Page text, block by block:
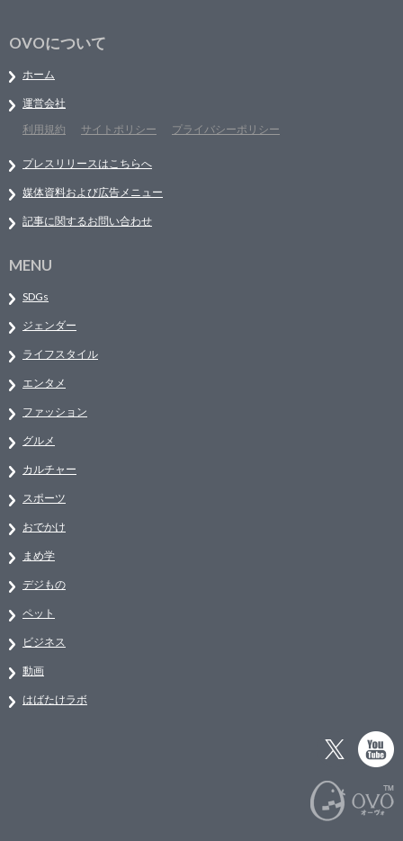
OVOについて
ホーム
運営会社
利用規約
サイトポリシー プライバシーポリシー
プレスリリースはこちらへ
媒体資料および広告メニュー
記事に関するお問い合わせ
MENU
SDGs
ジェンダー
ライフスタイル
エンタメ
ファッション
グルメ
カルチャー
スポーツ
おでかけ
まめ学
デジもの
ペット
ビジネス
動画
はばたけラボ